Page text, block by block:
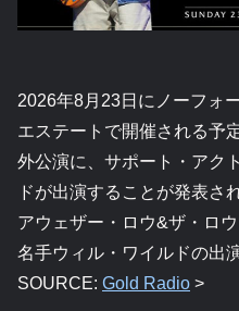
2026年8月23日にノーフォ
エステートで開催される予
外公演に、サポート・アク
ドが出演することが発表さ
アウェザー・ロウ&ザ・ロ
名手ウィル・ワイルドの出
SOURCE: Gold Radio >